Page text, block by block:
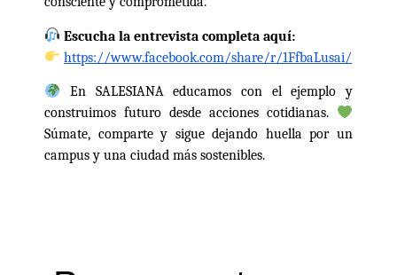
Escucha la entrevista completa aquí:
https://www.facebook.com/share/r/1FfbaLusai/
En SALESIANA educamos con el ejemplo y
construimos futuro desde acciones cotidianas.
Súmate, comparte y sigue dejando huella por un
campus y una ciudad más sostenibles.